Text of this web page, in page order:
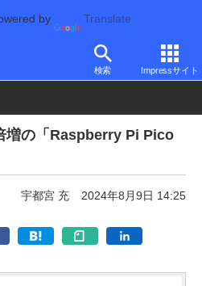
by Translate
検索 Impressサイト
増の「Raspberry Pi Pico
宇都宮 充 2024年8月9日 14:25